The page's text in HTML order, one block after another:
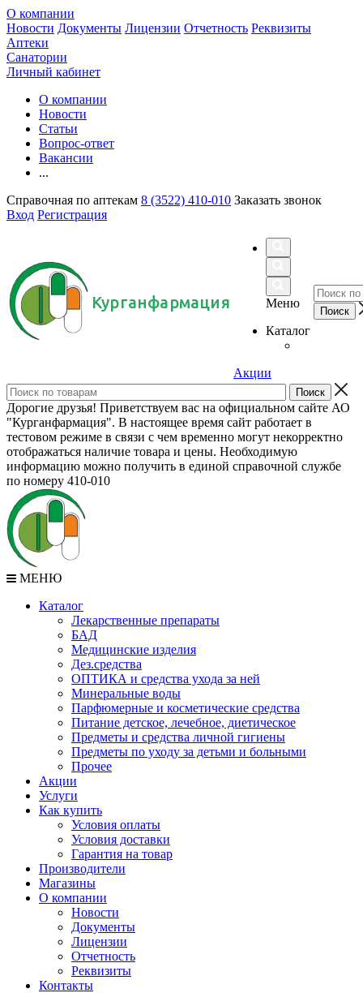
О компании
Новости Документы Лицензии Отчетность Реквизиты
Аптеки
Санатории
Личный кабинет
О компании
Новости
Статьи
Вопрос-ответ
Вакансии
...
Справочная по аптекам 8 (3522) 410-010 Заказать звонок
Вход Регистрация
Курганфармация
Меню
Каталог
Акции
Дорогие друзья! Приветствуем вас на официальном сайте АО
"Курганфармация". В настоящее время сайт работает в
тестовом режиме в связи с чем временно могут некорректно
отображаться наличие товара и цены. Необходимую
информацию можно получить в единой справочной службе
по номеру 410-010
МЕНЮ
Каталог
Лекарственные препараты
БАД
Медицинские изделия
Дез.средства
ОПТИКА и средства ухода за ней
Минеральные воды
Парфюмерные и косметические средства
Питание детское, лечебное, диетическое
Предметы и средства личной гигиены
Предметы по уходу за детьми и больными
Прочее
Акции
Услуги
Как купить
Условия оплаты
Условия доставки
Гарантия на товар
Производители
Магазины
О компании
Новости
Документы
Лицензии
Отчетность
Реквизиты
Контакты